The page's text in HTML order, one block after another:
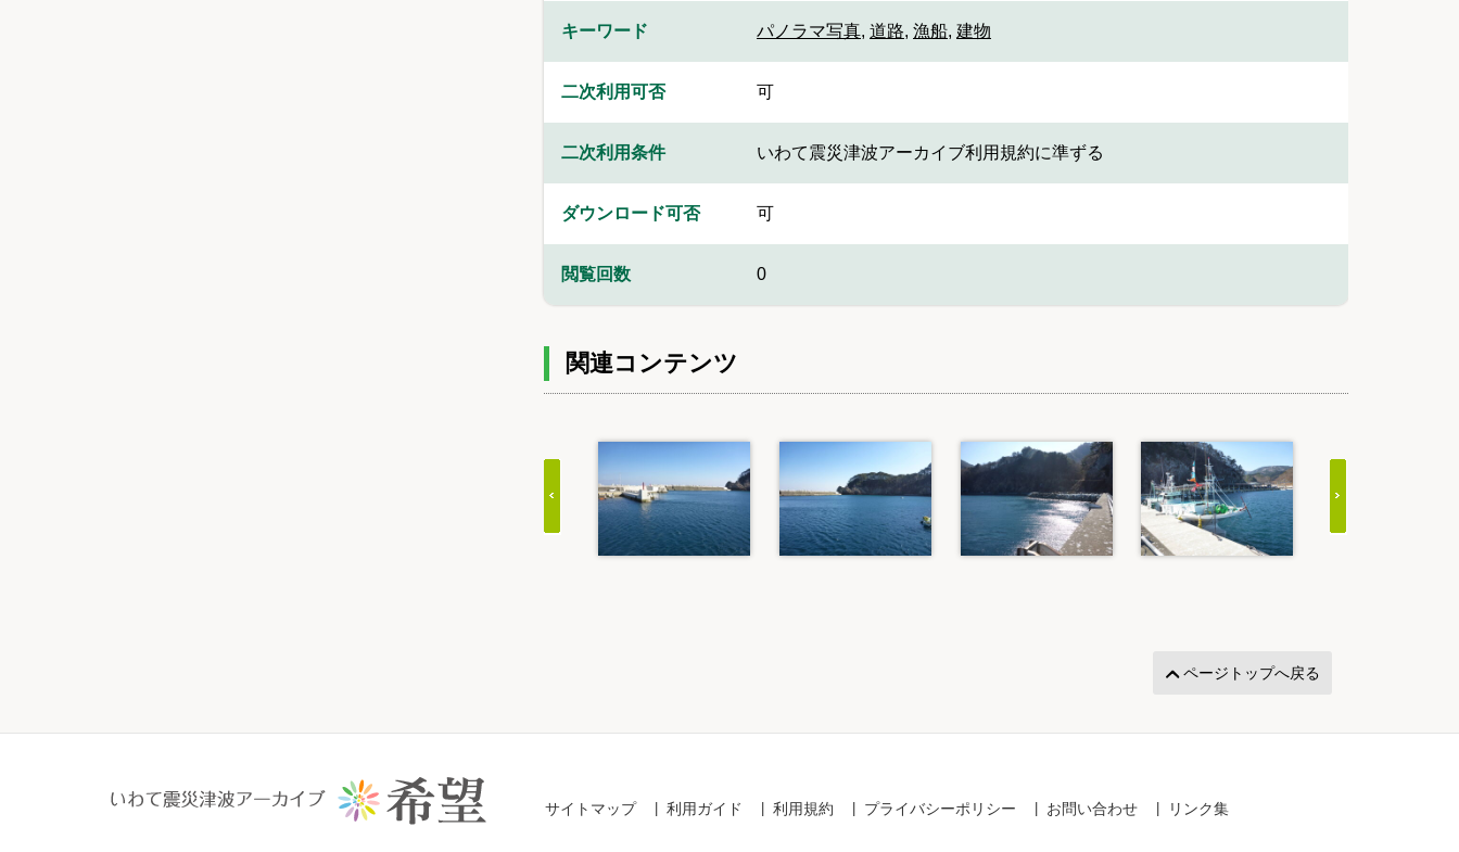
キーワード パノラマ写真, 道路, 漁船, 建物
二次利用可否 可
二次利用条件 いわて震災津波アーカイブ利用規約に準ずる
ダウンロード可否 可
閲覧回数 0
関連コンテンツ
ページトップへ戻る
サイトマップ 利用ガイド 利用規約 プライバシーポリシー お問い合わせ リンク集